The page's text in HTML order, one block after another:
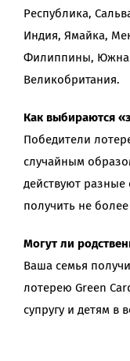
Республика,
Индия, Ямайка,
Филиппины,
Великобритания.
Как выбираются
Победители
случайным
действуют разные
получить не
Могут ли
Ваша семья
лотерею Green
супругу и детям в